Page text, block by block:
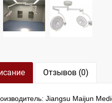
Отзывов (0)
Jiangsu Maijun